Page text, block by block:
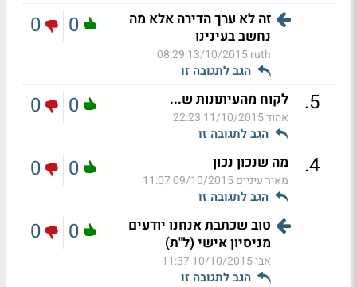
זה לא ערך הדירה אלא מה
נחשב בעינינו
ruth
13/10/2015 08:29
הגב לתגובה זו
0
0
5
. לקוח מהעיתונות ש...
אהוד11/10/2015 22:23
הגב לתגובה זו
0
0
4
. מה שנכון נכון
מאיר עיניים09/10/2015 11:07
הגב לתגובה זו
0
0
טוב שכתבת אנחנו יודעים
מניסיון אישי (ל"ת)
אבי10/10/2015 11:37
הגב לתגובה זו
0
0